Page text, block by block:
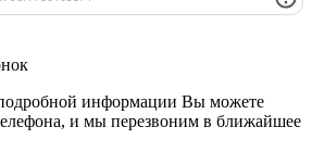
информации Вы можете
и мы перезвоним в ближайшее